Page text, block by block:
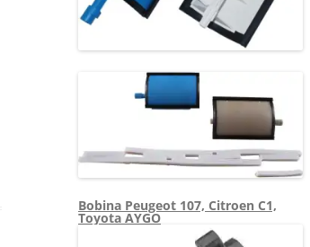
Bobina Peugeot 107, Citroen C1,
Toyota AYGO